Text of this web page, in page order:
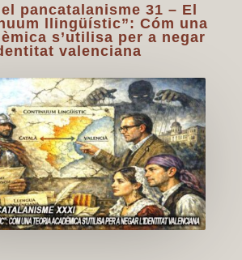
pancatalanisme 31 – El
llingüístic”: Cóm una
s’utilisa per a negar
valenciana